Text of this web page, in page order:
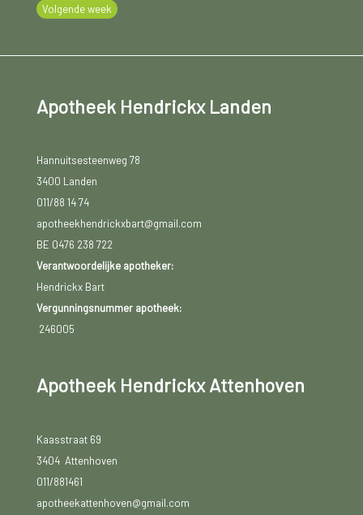
Volgende week
Apotheek Hendrickx Landen
Hannuitsesteenweg 78
3400 Landen
011/88 14 74
apotheekhendrickxbart@gmail.com
BE 0476 238 722
Verantwoordelijke apotheker:
Hendrickx Bart
Vergunningsnummer apotheek:
246005
Apotheek Hendrickx Attenhoven
Kaasstraat 69
3404 Attenhoven
011/881461
apotheekattenhoven@gmail.com